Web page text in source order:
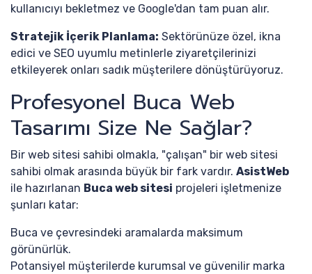
kullanıcıyı bekletmez ve Google'dan tam puan alır.
Stratejik İçerik Planlama: Sektörünüze özel, ikna
edici ve SEO uyumlu metinlerle ziyaretçilerinizi
etkileyerek onları sadık müşterilere dönüştürüyoruz.
Profesyonel Buca Web
Tasarımı Size Ne Sağlar?
Bir web sitesi sahibi olmakla, "çalışan" bir web sitesi
sahibi olmak arasında büyük bir fark vardır. AsistWeb
ile hazırlanan Buca web sitesi projeleri işletmenize
şunları katar:
Buca ve çevresindeki aramalarda maksimum
görünürlük.
Potansiyel müşterilerde kurumsal ve güvenilir marka